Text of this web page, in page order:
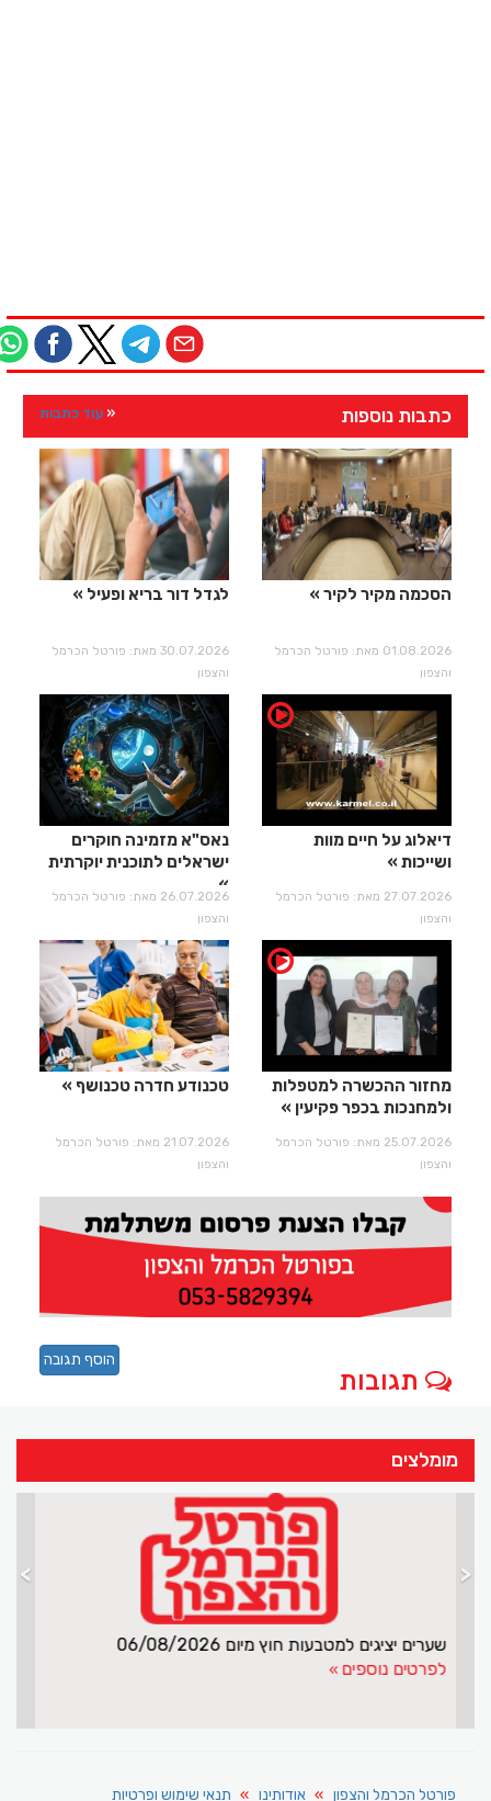
כתבות נוספות עוד כתבות
הסכמה מקיר לקיר
01.08.2026 מאת: פורטל הכרמל
והצפון
לגדל דור בריא ופעיל
30.07.2026 מאת: פורטל הכרמל
והצפון
דיאלוג על חיים מוות
ושייכות
27.07.2026 מאת: פורטל הכרמל
והצפון
נאס"א מזמינה חוקרים
ישראלים לתוכנית יוקרתית
26.07.2026 מאת: פורטל הכרמל
והצפון
מחזור ההכשרה למטפלות
ולמחנכות בכפר פקיעין
25.07.2026 מאת: פורטל הכרמל
והצפון
טכנודע חדרה טכנושף
21.07.2026 מאת: פורטל הכרמל
והצפון
תגובות
הוסף תגובה
מומלצים
בת 70 סחרה בסמים
לפרטים נוספים
> <
פורטל הכרמל והצפון אודותינו תנאי שימוש ופרטיות